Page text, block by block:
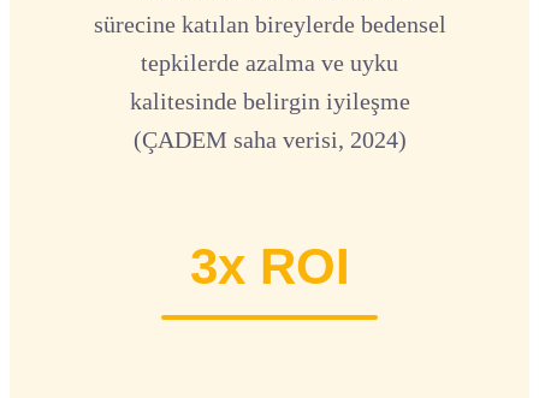
sürecine katılan bireylerde bedensel
tepkilerde azalma ve uyku
kalitesinde belirgin iyileşme
(ÇADEM saha verisi, 2024)
3x ROI